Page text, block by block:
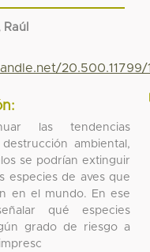
20.500.11799/
las tendencias
ambiental,
se podrían extinguir
especies de aves que
en el mundo. En ese
qué especies
grado de riesgo a